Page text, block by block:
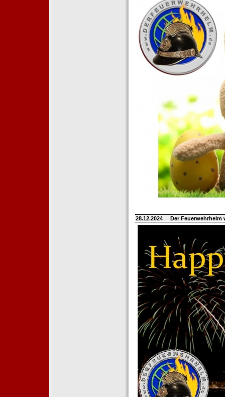
28.12.2024 Der